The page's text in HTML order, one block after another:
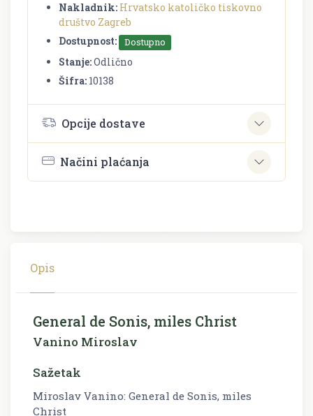
Nakladnik: Hrvatsko katoličko tiskovno
društvo Zagreb
Dostupnost:
Dostupno
Stanje:Odlično
Šifra: 10138
Opcije dostave
Načini plaćanja
Opis
General de Sonis, miles Christ
Vanino Miroslav
Sažetak
Miroslav Vanino: General de Sonis, miles
Christ